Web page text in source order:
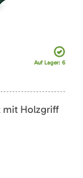
Auf Lager: 6
mit Holzgriff